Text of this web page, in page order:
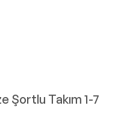
Şortlu Takım 1-7